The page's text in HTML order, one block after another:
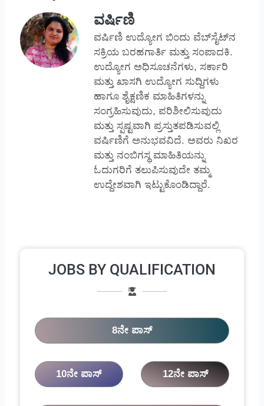
ವರ್ಷಿಣಿ
ವರ್ಷಿಣಿ ಉದ್ಯೋಗ ಬಿಂದು ವೆಬ್‌ಸೈಟ್‌ನ
ಸಕ್ರಿಯ ಬರಹಗಾರ್ತಿ ಮತ್ತು ಸಂಪಾದಕಿ.
ಉದ್ಯೋಗ ಅಧಿಸೂಚನೆಗಳು, ಸರ್ಕಾರಿ
ಮತ್ತು ಖಾಸಗಿ ಉದ್ಯೋಗ ಸುದ್ದಿಗಳು
ಹಾಗೂ ಶೈಕ್ಷಣಿಕ ಮಾಹಿತಿಗಳನ್ನು
ಸಂಗ್ರಹಿಸುವುದು, ಪರಿಶೀಲಿಸುವುದು
ಮತ್ತು ಸ್ಪಷ್ಟವಾಗಿ ಪ್ರಸ್ತುತಪಡಿಸುವಲ್ಲಿ
ವರ್ಷಿಣಿಗೆ ಅನುಭವವಿದೆ. ಅವರು ನಿಖರ
ಮತ್ತು ನಂಬಿಗಸ್ಥ ಮಾಹಿತಿಯನ್ನು
ಓದುಗರಿಗೆ ತಲುಪಿಸುವುದೇ ತಮ್ಮ
ಉದ್ದೇಶವಾಗಿ ಇಟ್ಟುಕೊಂಡಿದ್ದಾರೆ.
JOBS BY QUALIFICATION
8ನೇ ಪಾಸ್
10ನೇ ಪಾಸ್ 12ನೇ ಪಾಸ್